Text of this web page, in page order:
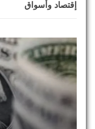
إقتصاد وأسواق